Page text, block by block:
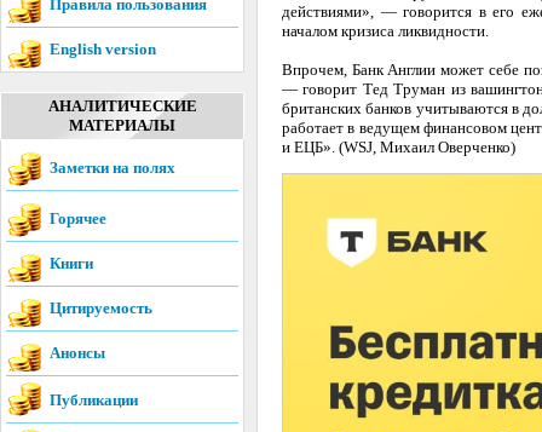
Правила пользования
English version
АНАЛИТИЧЕСКИЕ
МАТЕРИАЛЫ
Заметки на полях
Горячее
Книги
Цитируемость
Анонсы
Публикации
действиями», — говорится в его
началом кризиса ликвидности.
Впрочем, Банк Англии может себе
— говорит Тед Труман из
британских банков учитываются в
работает в ведущем финансовом
и ЕЦБ». (WSJ, Михаил Оверченко)